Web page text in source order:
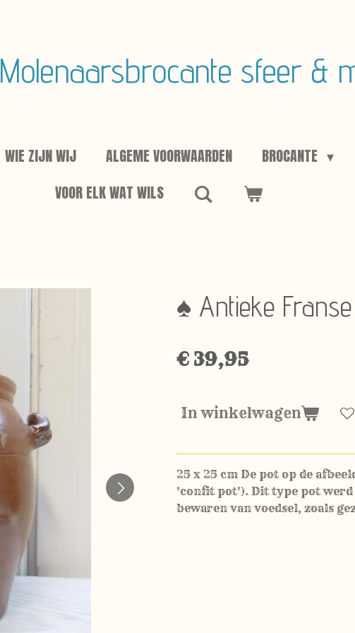
Molenaarsbrocante sfeer &
WIE ZIJN WIJ ALGEME VOORWAARDEN BROCANTE
VOOR ELK WAT WILS
♠ Antieke
€ 39,95
In winkelwagen
25 x 25 cm De pot op de
'confit pot'). Dit type pot
bewaren van voedsel, zoals